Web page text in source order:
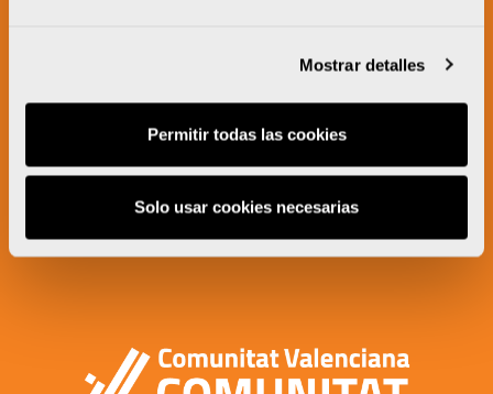
Mostrar detalles
Permitir todas las cookies
Solo usar cookies necesarias